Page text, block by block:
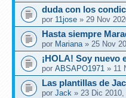
duda con los
por 11jose » 29 Nov
Hasta siempre
por Mariana» 25 Nov
¡HOLA! Soy nuevo
por ABSAPO1971 » 11
Las plantillas de
por Jack » 23 Dic 2010,